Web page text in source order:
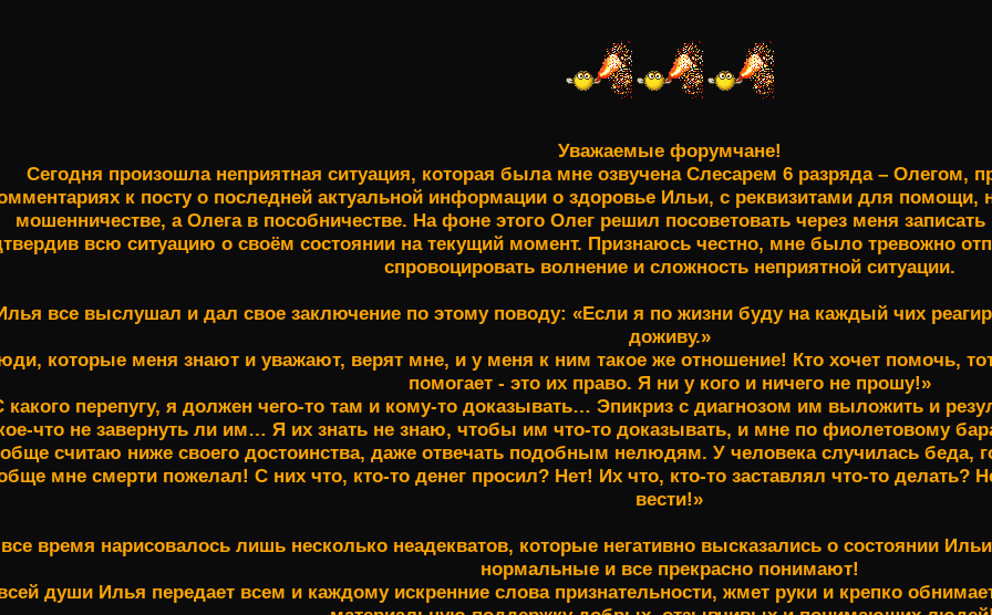
Уважаемые форумчане!
Сегодня произошла неприятная ситуация, которая была мне озвучена Слесарем 6 разряда – Олегом,
к посту о последней актуальной информации о здоровье Ильи, с реквизитами для
мошенничестве, а Олега в пособничестве. На фоне этого Олег решил посоветовать через меня
всю ситуацию о своём состоянии на текущий момент. Признаюсь честно, мне было тревожно
спровоцировать волнение и сложность неприятной ситуации.
все выслушал и дал свое заключение по этому поводу: «Если я по жизни буду на каждый чих
доживу.»
которые меня знают и уважают, верят мне, и у меня к ним такое же отношение! Кто хочет помочь,
помогает - это их право. Я ни у кого и ничего не прошу!»
какого перепугу, я должен чего-то там и кому-то доказывать… Эпикриз с диагнозом им выложить и
что не завернуть ли им… Я их знать не знаю, чтобы им что-то доказывать, и мне по фиолетовому
считаю ниже своего достоинства, даже отвечать подобным нелюдям. У человека случилась беда,
мне смерти пожелал! С них что, кто-то денег просил? Нет! Их что, кто-то заставлял что-то
вести!»
время нарисовалось лишь несколько неадекватов, которые негативно высказались о состоянии
нормальные и все прекрасно понимают!
души Илья передает всем и каждому искренние слова признательности, жмет руки и крепко